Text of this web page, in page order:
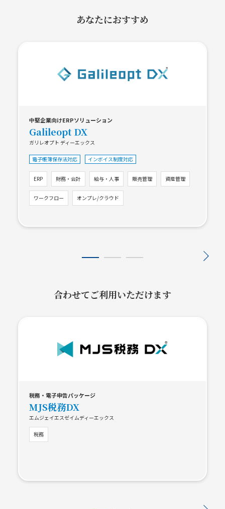
あなたにおすすめ
中堅企業向けERPソリューション
Galileopt DX
ガリレオプト ディーエックス
電子帳簿保存法対応 インボイス制度対応
ERP 財務・会計 給与・人事 販売管理 資産管理
ワークフロー オンプレ/クラウド
合わせてご利用いただけます
税務・電子申告パッケージ
MJS税務DX
エムジェイエスゼイムディーエックス
税務